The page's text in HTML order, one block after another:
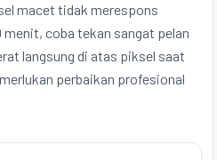
macet tidak merespons
coba tekan sangat pelan
langsung di atas piksel saat
perbaikan profesional